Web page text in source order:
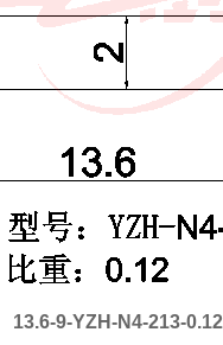
13.6-9-YZH-N4-213-0.12